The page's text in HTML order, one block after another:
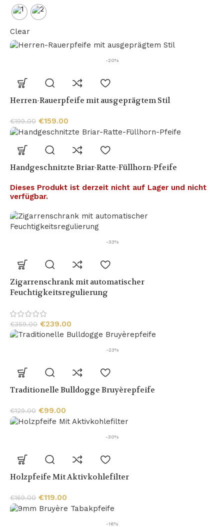
Clear
-20%
Herren-Rauerpfeife mit ausgeprägtem Stil
€199.00 €159.00
Handgeschnitzte Briar-Ratte-Füllhorn-Pfeife
Dieses Produkt ist derzeit nicht auf Lager und nicht
verfügbar.
-33%
Zigarrenschrank mit automatischer
Feuchtigkeitsregulierung
€359.00 €239.00
-23%
Traditionelle Bulldogge Bruyèrepfeife
€129.00 €99.00
-30%
Holzpfeife Mit Aktivkohlefilter
€169.00 €119.00
-16%